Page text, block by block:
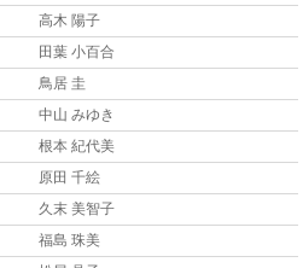
高木 陽子
田葉 小百合
鳥居 圭
中山 みゆき
根本 紀代美
原田 千絵
久末 美智子
福島 珠美